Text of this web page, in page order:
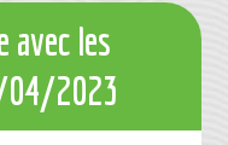
les
04/2023